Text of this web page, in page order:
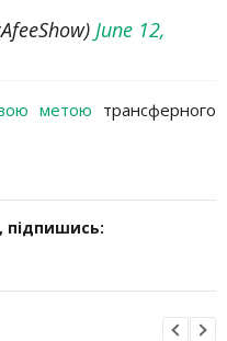
June 12,
метою трансферного
підпишись: